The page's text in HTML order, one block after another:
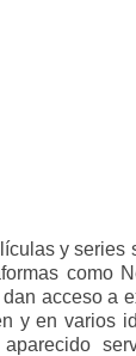
y series
como
acceso a
y en varios